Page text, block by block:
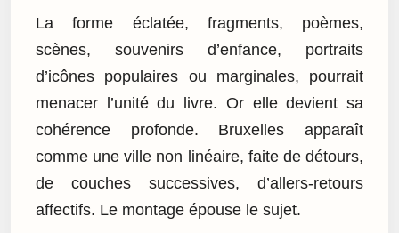
La forme éclatée, fragments, poèmes,
scènes, souvenirs d’enfance, portraits
d’icônes populaires ou marginales, pourrait
menacer l’unité du livre. Or elle devient sa
cohérence profonde. Bruxelles apparaît
comme une ville non linéaire, faite de détours,
de couches successives, d’allers-retours
affectifs. Le montage épouse le sujet.